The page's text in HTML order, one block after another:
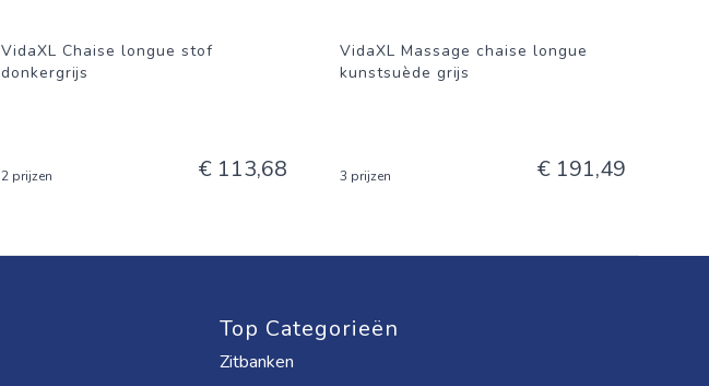
VidaXL Chaise longue stof
donkergrijs
2 prijzen € 113,68
VidaXL Massage chaise longue
kunstsuède grijs
3 prijzen € 191,49
Top Categorieën
Zitbanken